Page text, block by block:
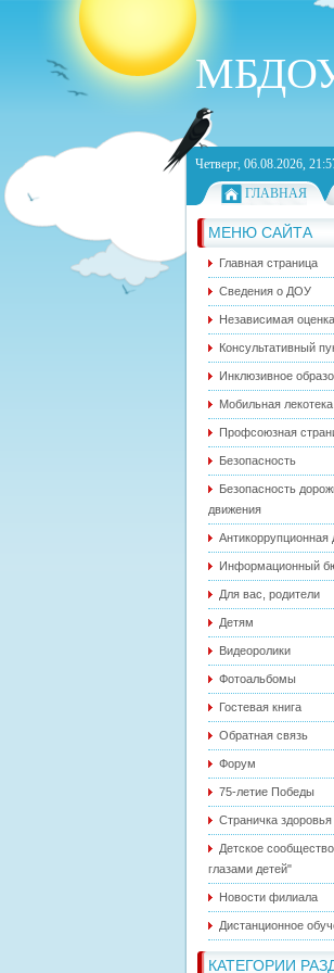
Четверг, 06.08.2026,
ГЛАВНАЯ
МЕНЮ САЙТА
Главная страница
Сведения о ДОУ
Независимая оценка
Консультативный
Инклюзивное
Мобильная лекотека
Профсоюзная
Безопасность
Безопасность
движения
Антикоррупционная
Информационный
Для вас, родители
Детям
Видеоролики
Фотоальбомы
Гостевая книга
Обратная связь
Форум
75-летие Победы
Страничка здоровья
Детское
глазами детей"
Новости филиала
Дистанционное
КАТЕГОРИИ